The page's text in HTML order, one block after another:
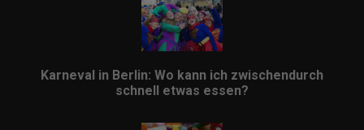
Karneval in Berlin: Wo kann ich zwischendurch
schnell etwas essen?